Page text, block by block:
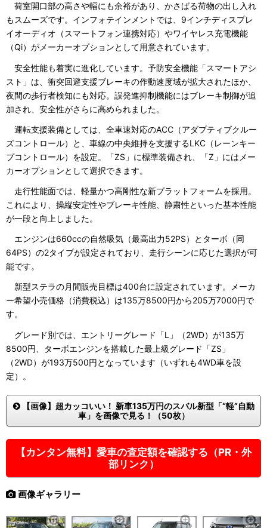
荷室開口部の高さや幅にも余裕があり、かさばる荷物の出し入れ
もスムーズです。インフォテインメントでは、9インチディスプレ
イオーディオ（スマートフォン連携対応）やワイヤレス充電機能
（Qi）がメーカーオプションとして用意されています。
安全性能も着実に進化しています。予防安全機能「スマートアシ
スト」は、衝突回避支援ブレーキの作動速度域が拡大されたほか、
夜間の歩行者検知にも対応。誤発進抑制機能にはブレーキ制御が追
加され、安全性がさらに高められました。
運転支援装備としては、全車速対応のACC（アダプティブクルー
ズコントロール）と、車線の中央維持を支援するLKC（レーンキー
プコントロール）を設定。「ZS」に標準装備され、「Z」にはメー
カーオプションとして選択できます。
走行性能面では、軽量かつ高剛性な新プラットフォームを採用。
これにより、操縦安定性やブレーキ性能、静粛性といった基本性能
が一段と向上しました。
エンジンは660ccの自然吸気（最高出力52PS）とターボ（同
64PS）の2タイプが設定されており、走行シーンに応じた選択が可
能です。
新型ステラの月間販売目標は400台に設定されています。メーカ
ー希望小売価格（消費税込）は135万8500円から205万7000円で
す。
グレード別では、エントリーグレード「L」（2WD）が135万
8500円、ターボエンジンを搭載した最上級グレード「ZS」
（2WD）が193万500円となっています（いずれも4WD車を設
定）。
【画像】超カッコいい！ 新車135万円のスバル新型「“軽”自動
車」を画像で見る！（50枚）
【カンタン無料】愛車の査定額を確認する（PR・外
部リンク）
画像ギャラリー